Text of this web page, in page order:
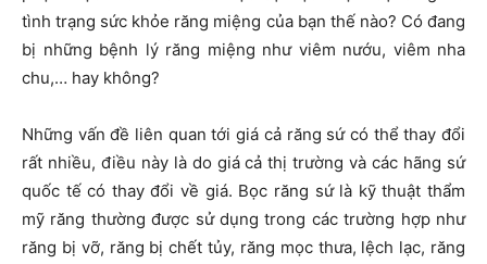
tình trạng sức khỏe răng miệng của bạn thế nào? Có đang
bị những bệnh lý răng miệng như viêm nướu, viêm nha
chu,… hay không?
Những vấn đề liên quan tới giá cả răng sứ có thể thay đổi
rất nhiều, điều này là do giá cả thị trường và các hãng sứ
quốc tế có thay đổi về giá. Bọc răng sứ là kỹ thuật thẩm
mỹ răng thường được sử dụng trong các trường hợp như
răng bị vỡ, răng bị chết tủy, răng mọc thưa, lệch lạc, răng